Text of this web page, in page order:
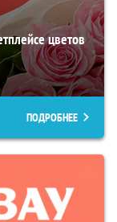
цветов
ПОДРОБНЕЕ